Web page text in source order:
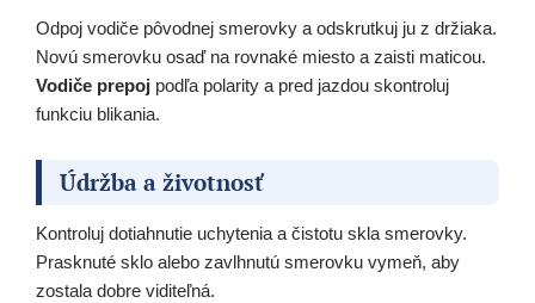
Odpoj vodiče pôvodnej smerovky a odskrutkuj ju z držiaka.
Novú smerovku osaď na rovnaké miesto a zaisti maticou.
Vodiče prepoj podľa polarity a pred jazdou skontroluj
funkciu blikania.
Údržba a životnosť
Kontroluj dotiahnutie uchytenia a čistotu skla smerovky.
Prasknuté sklo alebo zavlhnutú smerovku vymeň, aby
zostala dobre viditeľná.